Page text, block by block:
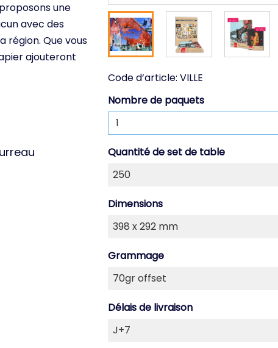
une
avec des
région. Que vous
ajouteront
Code d’article: VILLE
Nombre de paquets
Quantité de set de table
Dimensions
Grammage
Délais de livraison